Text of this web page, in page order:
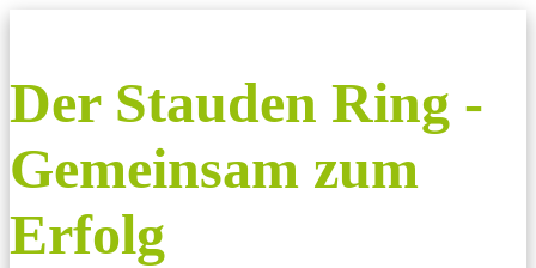
Der Stauden Ring -
Gemeinsam zum
Erfolg